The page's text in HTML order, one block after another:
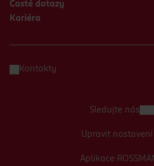
Časté dotazy
Kariéra
Kontakty
Aplikace
Sledujte nás
Upravit